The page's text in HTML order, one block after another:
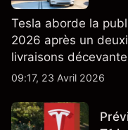
Tesla aborde la
2026 après un
livraisons
Californie d'un
énergétique.
09:17, 23 Avril 2026